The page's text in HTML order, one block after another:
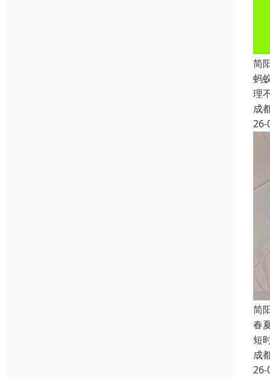
简
蚂
理
成
26-
简
春
短
成
26-